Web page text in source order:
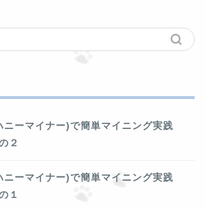
ーマイナー)で簡単マイニング実践
２
ーマイナー)で簡単マイニング実践
１